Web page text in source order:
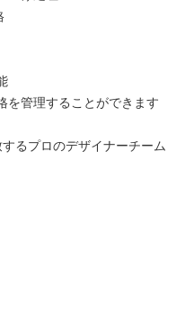
を管理することができます
るプロのデザイナーチーム